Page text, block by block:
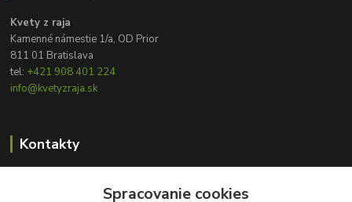
Kvety z raja
Kamenné námestie 1/a, OD Prior
811 01 Bratislava
tel: +421 908 401 224
info@kvetyzraja.sk
Kontakty
+421 908 401 224
Spracovanie cookies